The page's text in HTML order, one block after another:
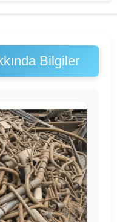
Bilgiler